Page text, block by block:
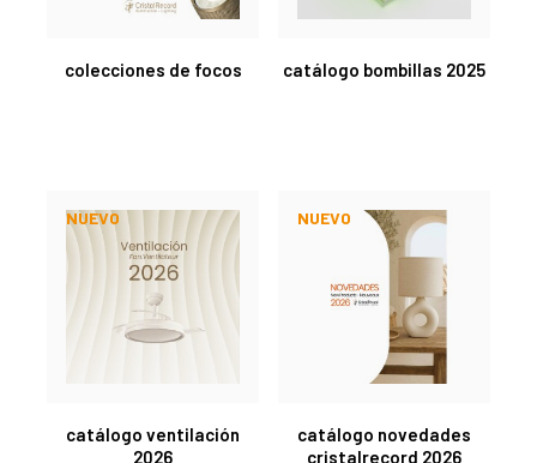
colecciones de focos catálogo bombillas 2025
catálogo ventilación
2026
NUEVO
catálogo novedades
cristalrecord 2026
NUEVO